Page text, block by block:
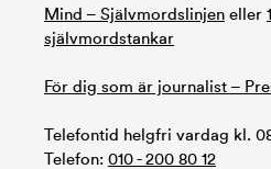
Mind – Självmordslinjen eller
självmordstankar
För dig som är journalist –
Telefontid helgfri vardag kl.
Telefon: 010 - 200 80 12